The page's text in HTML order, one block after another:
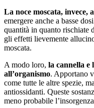
La noce moscata, invece,
emergere anche a basse
quantità in quanto rischiate
gli effetti lievemente
moscata.
A modo loro, la cannella e
all’organismo. Apportano
come tutte le altre spezie,
antiossidanti. Queste
meno probabile